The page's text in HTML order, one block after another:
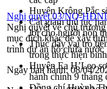
Huyện Krông Pắc
Cắt giảm thủ tục
lợi cho người nộp
Thúc đẩy vai trò
trong thực hiện
Huyện Ea H’Leo
hành chính 9 tháng
Nghị quyết 03/NQ-
Nghị quyết về chủ
mục đích khác để xây
trình dự án hồ chứa
Ngày ban hành: 08/04/